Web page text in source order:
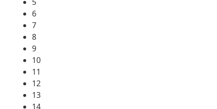
6
7
8
9
10
11
12
13
14